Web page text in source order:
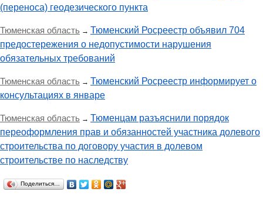
(переноса) геодезического пункта
Тюменская область → Тюменский Росреестр объявил 704
предостережения о недопустимости нарушения
обязательных требований
Тюменская область → Тюменский Росреестр информирует о
консультациях в январе
Тюменская область → Тюменцам разъяснили порядок
переоформления прав и обязанностей участника долевого
строительства по договору участия в долевом
строительстве по наследству
Поделиться…